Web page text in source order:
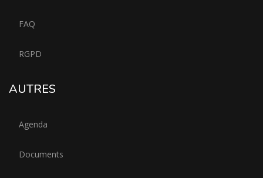
FAQ
RGPD
AUTRES
Agenda
Documents